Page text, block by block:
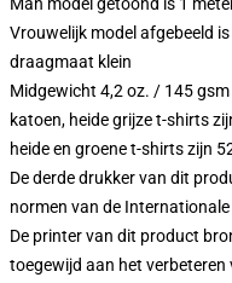
Vrouwelijk model afgebeeld
draagmaat klein
Midgewicht 4,2 oz. / 145
katoen, heide grijze t-shirts
heide en groene t-shirts zijn
De derde drukker van dit
normen van de
De printer van dit product
toegewijd aan het